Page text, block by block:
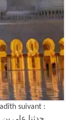
suivant :